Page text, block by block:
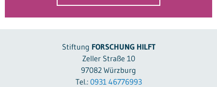
Stiftung FORSCHUNG HILFT
Zeller Straße 10
97082 Würzburg
Tel.: 0931 46776993